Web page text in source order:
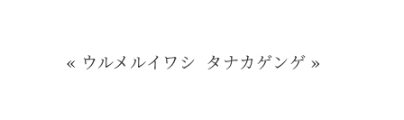
« ウルメルイワシ タナカゲンゲ »